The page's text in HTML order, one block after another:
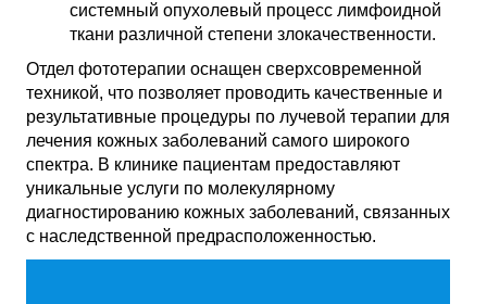
системный опухолевый процесс лимфоидной
ткани различной степени злокачественности.
Отдел фототерапии оснащен сверхсовременной
техникой, что позволяет проводить качественные и
результативные процедуры по лучевой терапии для
лечения кожных заболеваний самого широкого
спектра. В клинике пациентам предоставляют
уникальные услуги по молекулярному
диагностированию кожных заболеваний, связанных
с наследственной предрасположенностью.